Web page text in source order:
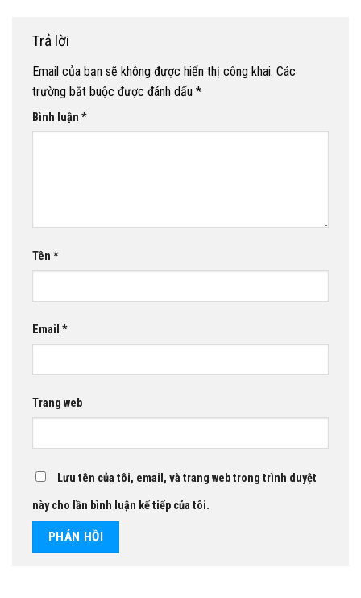
Trả lời
Email của bạn sẽ không được hiển thị công khai. Các
trường bắt buộc được đánh dấu *
Bình luận *
Tên *
Email *
Trang web
Lưu tên của tôi, email, và trang web trong trình duyệt
này cho lần bình luận kế tiếp của tôi.